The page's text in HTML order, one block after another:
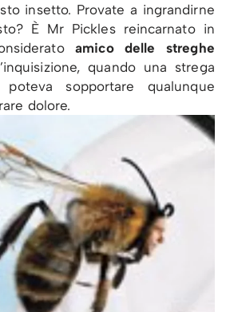
insetto. Provate a ingrandirne
È Mr Pickles reincarnato in
amico delle streghe
quando una strega
poteva sopportare qualunque
dolore.